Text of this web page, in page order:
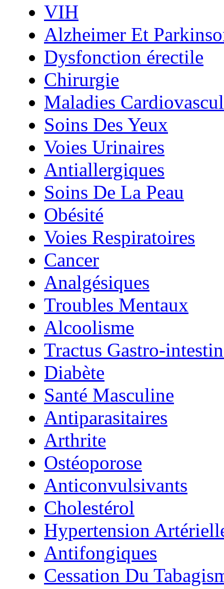
VIH
Alzheimer Et
Dysfonction érectile
Chirurgie
Maladies
Soins Des Yeux
Voies Urinaires
Antiallergiques
Soins De La Peau
Obésité
Voies Respiratoires
Cancer
Analgésiques
Troubles Mentaux
Alcoolisme
Tractus Gastro-
Diabète
Santé Masculine
Antiparasitaires
Arthrite
Ostéoporose
Anticonvulsivants
Cholestérol
Hypertension
Antifongiques
Cessation Du